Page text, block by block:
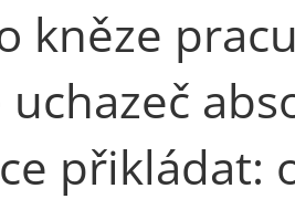
kněze
uchazeč